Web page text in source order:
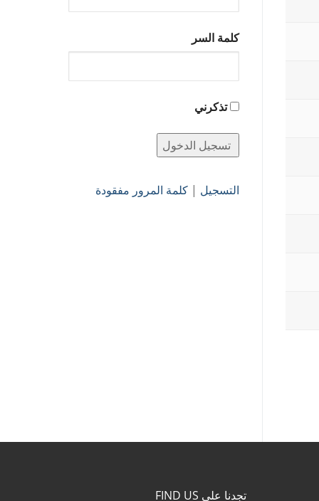
كلمة السر
تذكرني
التسجيل | كلمة المرور مفقودة
تجدنا على FIND US